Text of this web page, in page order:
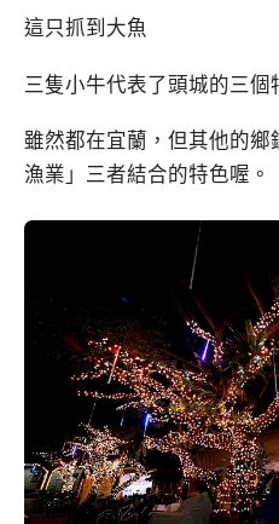
這只抓到大魚
三隻小牛代表了頭城的三個
雖然都在宜蘭，但其他的鄉
漁業」三者結合的特色喔。